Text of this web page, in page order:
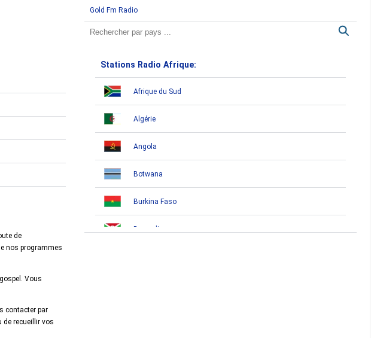
de
nos programmes
Vous
contacter par
recueillir vos
Gold Fm Radio
Stations Radio Afrique:
Afrique du Sud
Algérie
Angola
Botwana
Burkina Faso
Burundi